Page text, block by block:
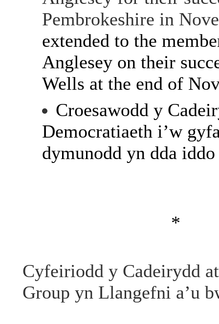
Pembrokeshire in
extended to the
Anglesey on their
Wells at the end of
Croesawodd y
Democratiaeth i’w
dymunodd yn dda
*
Cyfeiriodd y Cadeirydd
Group yn Llangefni a’u